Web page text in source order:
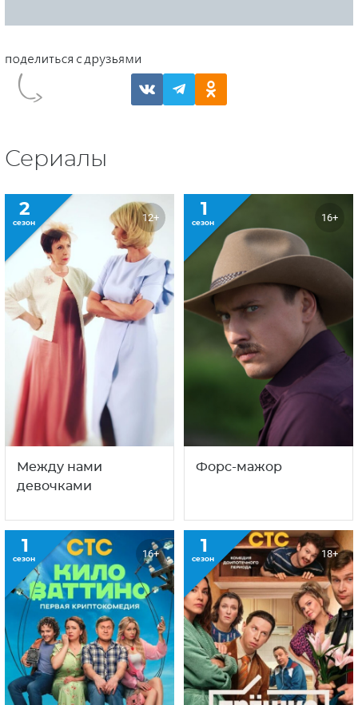
Сериалы
2
сезон 12+
Между нами
девочками
1
сезон 16+
Форс-мажор
1
сезон 16+ 1
сезон 18+